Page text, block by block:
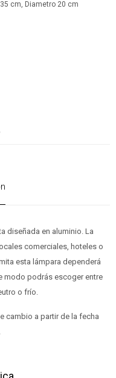
cm, Diametro 20 cm
diseñada en aluminio. La
comerciales, hoteles o
esta lámpara dependerá
modo podrás escoger entre
o frío.
cambio a partir de la fecha